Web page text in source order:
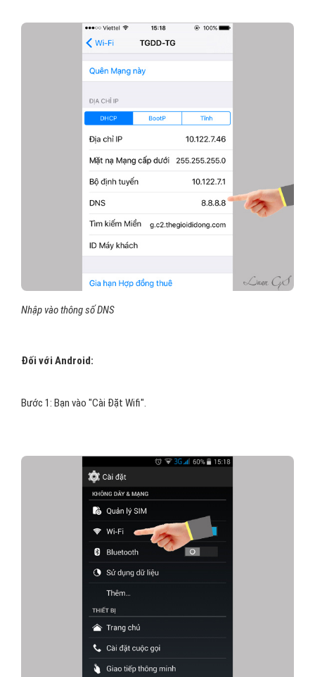
Nhập vào thông số DNS
Đối với Android:
Bước 1: Bạn vào "Cài Đặt Wifi".